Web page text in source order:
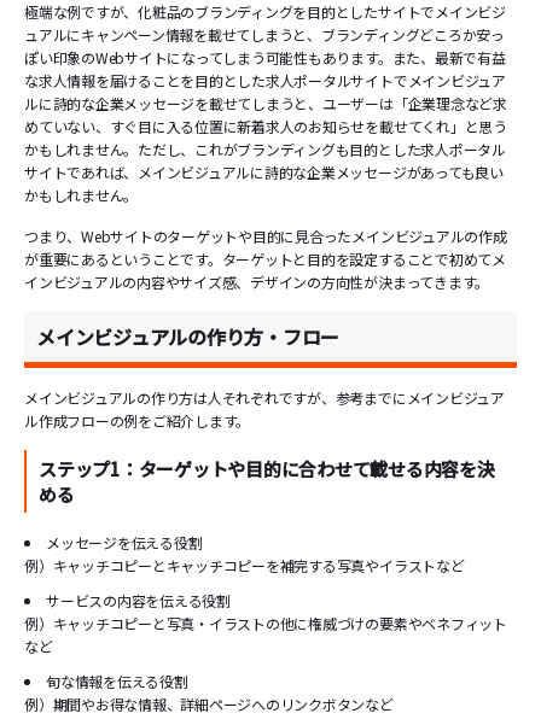
極端な例ですが、化粧品のブランディングを目的としたサイトでメインビジ
ュアルにキャンペーン情報を載せてしまうと、ブランディングどころか安っ
ぽい印象のWebサイトになってしまう可能性もあります。また、最新で有益
な求人情報を届けることを目的とした求人ポータルサイトでメインビジュア
ルに詩的な企業メッセージを載せてしまうと、ユーザーは「企業理念など求
めていない、すぐ目に入る位置に新着求人のお知らせを載せてくれ」と思う
かもしれません。ただし、これがブランディングも目的とした求人ポータル
サイトであれば、メインビジュアルに詩的な企業メッセージがあっても良い
かもしれません。
つまり、Webサイトのターゲットや目的に見合ったメインビジュアルの作成
が重要にあるということです。ターゲットと目的を設定することで初めてメ
インビジュアルの内容やサイズ感、デザインの方向性が決まってきます。
メインビジュアルの作り方・フロー
メインビジュアルの作り方は人それぞれですが、参考までにメインビジュア
ル作成フローの例をご紹介します。
ステップ1：ターゲットや目的に合わせて載せる内容を決
める
メッセージを伝える役割
例）キャッチコピーとキャッチコピーを補完する写真やイラストなど
サービスの内容を伝える役割
例）キャッチコピーと写真・イラストの他に権威づけの要素やベネフィット
など
旬な情報を伝える役割
例）期間やお得な情報、詳細ページへのリンクボタンなど